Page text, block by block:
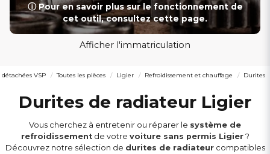
ⓘ Pour en savoir plus sur le fonctionnement de
cet outil, consultez cette page.
Afficher l'immatriculation
détachées VSP Toutes les pièces Ligier Refroidissement et chauffage Durites
Durites de radiateur Ligier
Vous cherchez à entretenir ou réparer le système de
refroidissementde votre voiture sans permis Ligier?
Découvrez notre sélection de durites de radiateurcompatibles